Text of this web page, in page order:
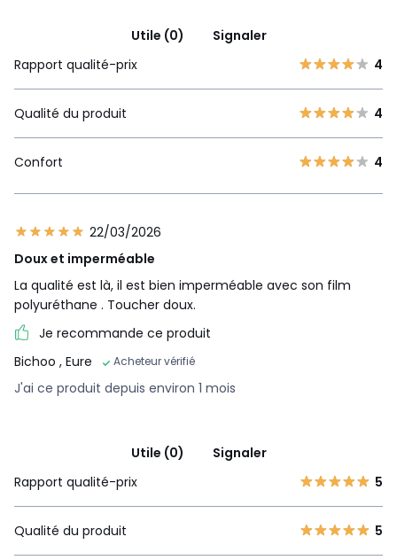
Utile (0)
Signaler
Rapport qualité-prix
4
Qualité du produit 4
Confort 4
22/03/2026
Doux et imperméable
La qualité est là, il est bien imperméable avec son film
polyuréthane . Toucher doux.
Je recommande ce produit
Bichoo , Eure Acheteur vérifié
J'ai ce produit depuis environ 1 mois
Utile (0)
Signaler
Rapport qualité-prix
5
Qualité du produit 5